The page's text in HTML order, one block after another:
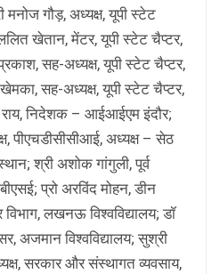
मनोज गौड़, अध्यक्ष, यूपी स्टेट
खेतान, मेंटर, यूपी स्टेट चैप्टर,
सह-अध्यक्ष, यूपी स्टेट चैप्टर,
सह-अध्यक्ष, यूपी स्टेट चैप्टर,
राय, निदेशक – आईआईएम इंदौर;
पीएचडीसीसीआई, अध्यक्ष – सेठ
श्री अशोक गांगुली, पूर्व
प्रो अरविंद मोहन, डीन
लखनऊ विश्वविद्यालय; डॉ
अजमान विश्वविद्यालय; सुश्री
सरकार और संस्थागत व्यवसाय,